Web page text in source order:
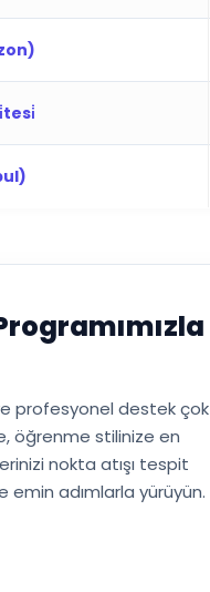
profesyonel destek çok
öğrenme stilinize en
nokta atışı tespit
adımlarla yürüyün.